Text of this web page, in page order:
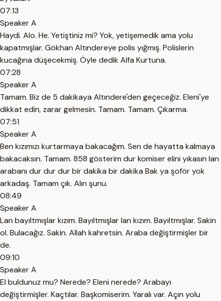
07:13
Speaker A
Haydi. Alo. He. Yetiştiniz mi? Yok, yetişemedik ama yolu
kapatmışlar. Gökhan Altındereye polis yığmış. Polislerin
kucağına düşecekmiş. Öyle dedik Alfa Kurtuna.
07:28
Speaker A
Tamam. Biz de 5 dakikaya Altındere'den geçeceğiz. Eleni'ye
dikkat edin, zarar gelmesin. Tamam. Tamam. Çıkarma.
07:51
Speaker A
Ben kızımızı kurtarmaya bakacağım. Sen de hayatta kalmaya
bakacaksın. Tamam. 858 gösterim dur komiser elini yıkasın lan
arabanı dur dur dur bir dakika bir dakika Bak ya şoför yok
arkadaş. Tamam çık. Alın şunu.
08:49
Speaker A
Lan bayıltmışlar kızım. Bayıltmışlar lan kızım. Bayıltmışlar. Sakin
ol. Bulacağız. Sakin. Allah kahretsin. Araba değiştirmişler bir
de.
09:10
Speaker A
El buldunuz mu? Nerede? Eleni nerede? Arabayı
değiştirmişler. Kaçtılar. Başkomiserim. Yaralı var. Açın yolu